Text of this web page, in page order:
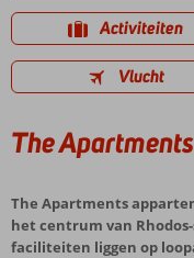
Activiteiten
Vlucht
The Apartments
The Apartments
het centrum van
faciliteiten liggen op